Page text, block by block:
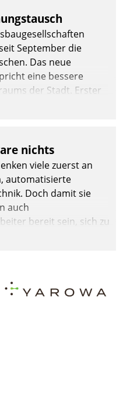
September die
Das neue
eine bessere
der Stadt. Erster
Lösung API-Hub mit
nichts
viele zuerst an
automatisierte
Doch damit sie
auch
bereit sein, sich zu
werden sie an ihr